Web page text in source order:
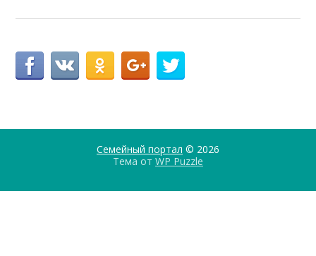
Семейный портал © 2026
Тема от WP Puzzle